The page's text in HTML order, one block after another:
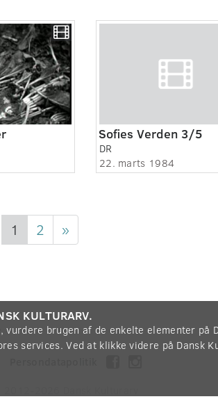
Sofies Verden 3/5
DR
22. marts 1984
1 2 »
KULTURARV.
brugen af de enkelte elementer på
services. Ved at klikke videre på Dansk